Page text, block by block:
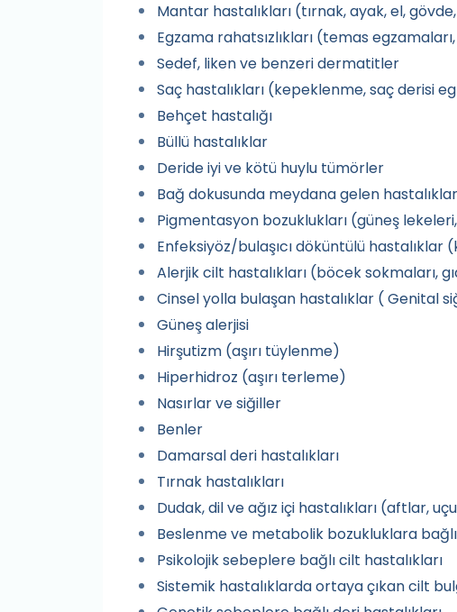
Mantar hastalıkları (tırnak, ayak, el,
Egzama rahatsızlıkları (temas
Sedef, liken ve benzeri dermatitler
Saç hastalıkları (kepeklenme, saç derisi
Behçet hastalığı
Büllü hastalıklar
Deride iyi ve kötü huylu tümörler
Bağ dokusunda meydana gelen hastalıklar
Pigmentasyon bozuklukları (güneş
Enfeksiyöz/bulaşıcı döküntülü hastalıklar
Alerjik cilt hastalıkları (böcek sokmaları,
Cinsel yolla bulaşan hastalıklar ( Genital
Güneş alerjisi
Hirşutizm (aşırı tüylenme)
Hiperhidroz (aşırı terleme)
Nasırlar ve siğiller
Benler
Damarsal deri hastalıkları
Tırnak hastalıkları
Dudak, dil ve ağız içi hastalıkları (aftlar,
Beslenme ve metabolik bozukluklara
Psikolojik sebeplere bağlı cilt hastalıkları
Sistemik hastalıklarda ortaya çıkan cilt